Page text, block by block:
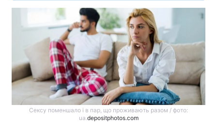
Сексу поменшало і в пар, що проживають разом / фото:
ua.depositphotos.com